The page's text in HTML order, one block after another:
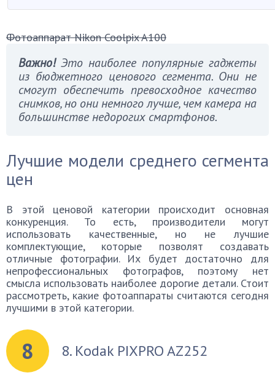
Фотоаппарат Nikon Coolpix A100
Важно!Это наиболее популярные гаджеты
из бюджетного ценового сегмента. Они не
смогут обеспечить превосходное качество
снимков, но они немного лучше, чем камера на
большинстве недорогих смартфонов.
Лучшие модели среднего сегмента
цен
В этой ценовой категории происходит основная
конкуренция. То есть, производители могут
использовать качественные, но не лучшие
комплектующие, которые позволят создавать
отличные фотографии. Их будет достаточно для
непрофессиональных фотографов, поэтому нет
смысла использовать наиболее дорогие детали. Стоит
рассмотреть, какие фотоаппараты считаются сегодня
лучшими в этой категории.
8 8. Kodak PIXPRO AZ252